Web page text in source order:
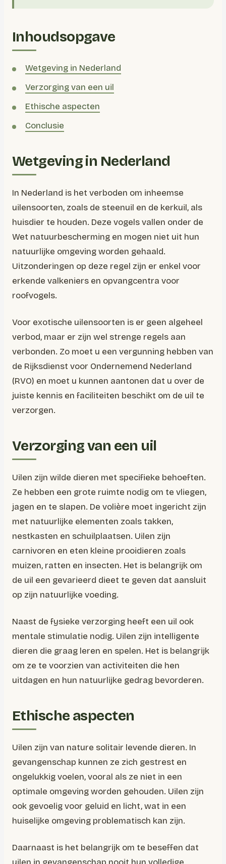
Inhoudsopgave
Wetgeving in Nederland
Verzorging van een uil
Ethische aspecten
Conclusie
Wetgeving in Nederland
In Nederland is het verboden om inheemse
uilensoorten, zoals de steenuil en de kerkuil, als
huisdier te houden. Deze vogels vallen onder de
Wet natuurbescherming en mogen niet uit hun
natuurlijke omgeving worden gehaald.
Uitzonderingen op deze regel zijn er enkel voor
erkende valkeniers en opvangcentra voor
roofvogels.
Voor exotische uilensoorten is er geen algeheel
verbod, maar er zijn wel strenge regels aan
verbonden. Zo moet u een vergunning hebben van
de Rijksdienst voor Ondernemend Nederland
(RVO) en moet u kunnen aantonen dat u over de
juiste kennis en faciliteiten beschikt om de uil te
verzorgen.
Verzorging van een uil
Uilen zijn wilde dieren met specifieke behoeften.
Ze hebben een grote ruimte nodig om te vliegen,
jagen en te slapen. De volière moet ingericht zijn
met natuurlijke elementen zoals takken,
nestkasten en schuilplaatsen. Uilen zijn
carnivoren en eten kleine prooidieren zoals
muizen, ratten en insecten. Het is belangrijk om
de uil een gevarieerd dieet te geven dat aansluit
op zijn natuurlijke voeding.
Naast de fysieke verzorging heeft een uil ook
mentale stimulatie nodig. Uilen zijn intelligente
dieren die graag leren en spelen. Het is belangrijk
om ze te voorzien van activiteiten die hen
uitdagen en hun natuurlijke gedrag bevorderen.
Ethische aspecten
Uilen zijn van nature solitair levende dieren. In
gevangenschap kunnen ze zich gestrest en
ongelukkig voelen, vooral als ze niet in een
optimale omgeving worden gehouden. Uilen zijn
ook gevoelig voor geluid en licht, wat in een
huiselijke omgeving problematisch kan zijn.
Daarnaast is het belangrijk om te beseffen dat